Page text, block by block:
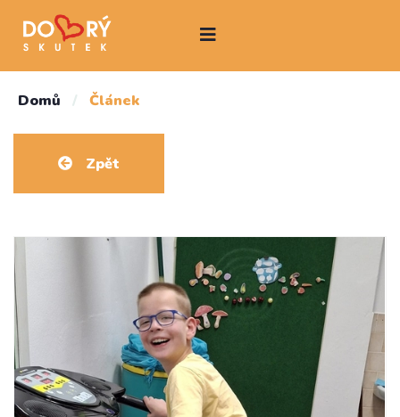
Domů / Článek
Zpět